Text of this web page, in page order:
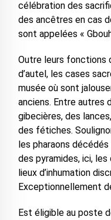
célébration des
des ancêtres en cas
sont appelées «
Outre leurs fonctions
d’autel, les cases
musée où sont
anciens. Entre autres
gibecières, des
des fétiches.
les pharaons
des pyramides, ici,
lieux d’inhumation
Exceptionnellement
Est éligible au poste